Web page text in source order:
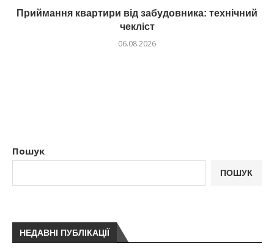
Приймання квартири від забудовника: технічний
чекліст
06.08.2026
Пошук
ПОШУК
НЕДАВНІ ПУБЛІКАЦІЇ